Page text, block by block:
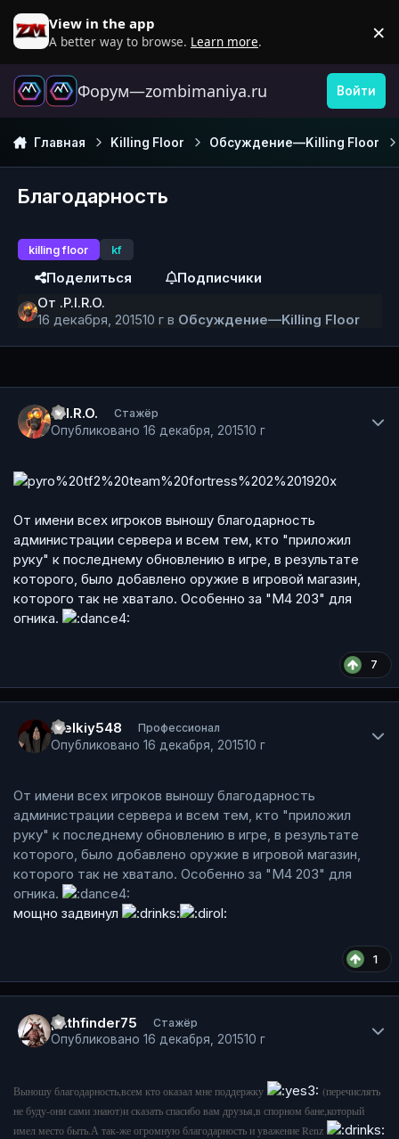
Перейти к содержанию
View in the app
A better way to browse. Learn more. ×
Форум—zombimaniya.ru Войти
Главная Killing Floor Обсуждение—Killing Floor
Благодарность
killing floor kf
Поделиться
Подписчики
От .P.I.R.O.
16 декабря, 201510 г в Обсуждение—Killing Floor
.P.I.R.O. Стажёр
Опубликовано 16 декабря, 201510 г
От имени всех игроков выношу благодарность
администрации сервера и всем тем, кто "приложил
руку" к последнему обновлению в игре, в результате
которого, было добавлено оружие в игровой магазин,
которого так не хватало. Особенно за "М4 203" для
огника.
7
melkiy548 Профессионал
Опубликовано 16 декабря, 201510 г
От имени всех игроков выношу благодарность
администрации сервера и всем тем, кто "приложил
руку" к последнему обновлению в игре, в результате
которого, было добавлено оружие в игровой магазин,
которого так не хватало. Особенно за "М4 203" для
огника.
мощно задвинул
1
pathfinder75 Стажёр
Опубликовано 16 декабря, 201510 г
Выношу благодарность,всем кто оказал мне поддержку
(перечислять
не буду-они сами знают)и сказать спасибо вам друзья,в спорном бане,который
имел место быть.А так-же огромную благодарность и уважение Renz